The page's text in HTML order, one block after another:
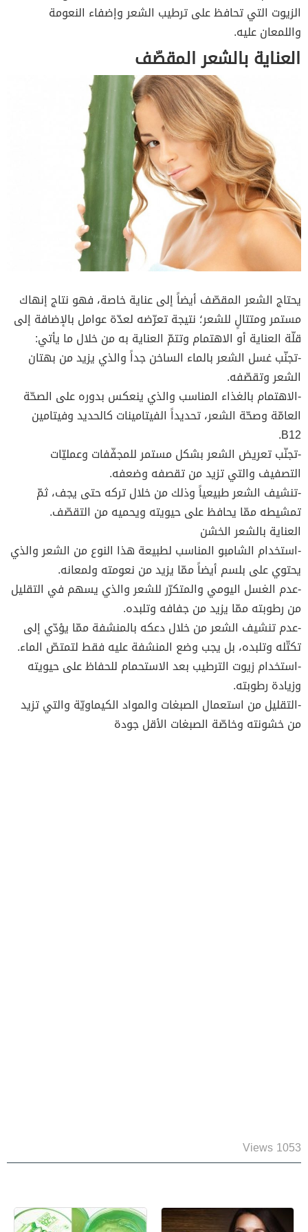
الزيوت التي تحافظ على ترطيب الشعر وإضفاء النعومة
واللمعان عليه.
العناية بالشعر المقصّف
يحتاج الشعر المقصّف أيضاً إلى عناية خاصة، فهو نتاج إنهاك
مستمر ومتتالٍ للشعر؛ نتيجة تعرّضه لعدّة عوامل بالإضافة إلى
قلّة العناية أو الاهتمام وتتمّ العناية به من خلال ما يأتي:
-تجنّب غسل الشعر بالماء الساخن جداً والذي يزيد من بهتان
الشعر وتقصّفه.
-الاهتمام بالغذاء المناسب والذي ينعكس بدوره على الصحّة
العامّة وصحّة الشعر، تحديداً الفيتامينات كالحديد وفيتامين
B12.
-تجنّب تعريض الشعر بشكل مستمر للمجفّفات وعمليّات
التصفيف والتي تزيد من تقصفه وضعفه.
-تنشيف الشعر طبيعياً وذلك من خلال تركه حتى يجف، ثمّ
تمشيطه ممّا يحافظ على حيويته ويحميه من التقصّف.
العناية بالشعر الخشن
-استخدام الشامبو المناسب لطبيعة هذا النوع من الشعر والذي
يحتوي على بلسم أيضاً ممّا يزيد من نعومته ولمعانه.
-عدم الغسل اليومي والمتكرّر للشعر والذي يسهم في التقليل
من رطوبته ممّا يزيد من جفافه وتلبده.
-عدم تنشيف الشعر من خلال دعكه بالمنشفة ممّا يؤدّي إلى
تكتّله وتلبده، بل يجب وضع المنشفة عليه فقط لتمتصّ الماء.
-استخدام زيوت الترطيب بعد الاستحمام للحفاظ على حيويته
وزيادة رطوبته.
-التقليل من استعمال الصبغات والمواد الكيماويّة والتي تزيد
من خشونته وخاصّة الصبغات الأقل جودة
1053 Views